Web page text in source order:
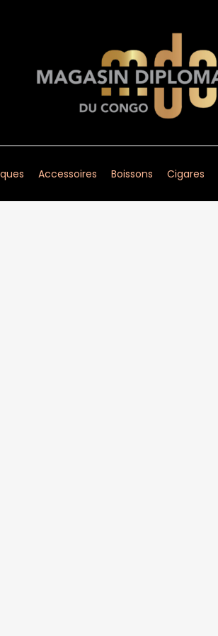
Accessoires Boissons Cigares